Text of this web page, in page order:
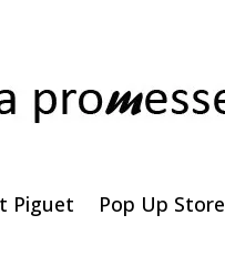
Piguet Pop Up Store